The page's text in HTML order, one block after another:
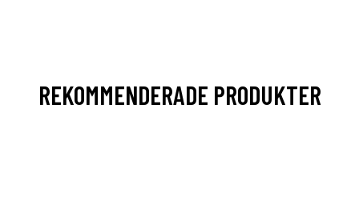
REKOMMENDERADE PRODUKTER